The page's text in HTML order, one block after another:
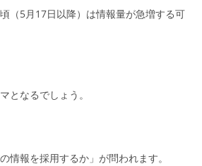
（5月17日以降）は情報量が急増する可
となるでしょう。
情報を採用するか」が問われます。